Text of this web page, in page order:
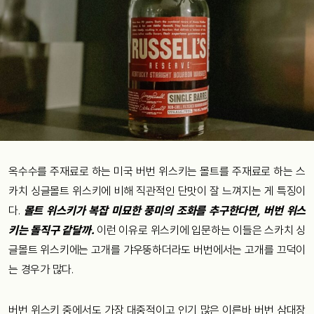
옥수수를 주재료로 하는 미국 버번 위스키는 몰트를 주재료로 하는 스
카치 싱글몰트 위스키에 비해 직관적인 단맛이 잘 느껴지는 게 특징이
다. 몰트 위스키가 복잡 미묘한 풍미의 조화를 추구한다면, 버번 위스
키는 돌직구 같달까. 이런 이유로 위스키에 입문하는 이들은 스카치 싱
글몰트 위스키에는 고개를 갸우뚱하더라도 버번에서는 고개를 끄덕이
는 경우가 많다.
버번 위스키 중에서도 가장 대중적이고 인기 많은 이른바 버번 삼대장